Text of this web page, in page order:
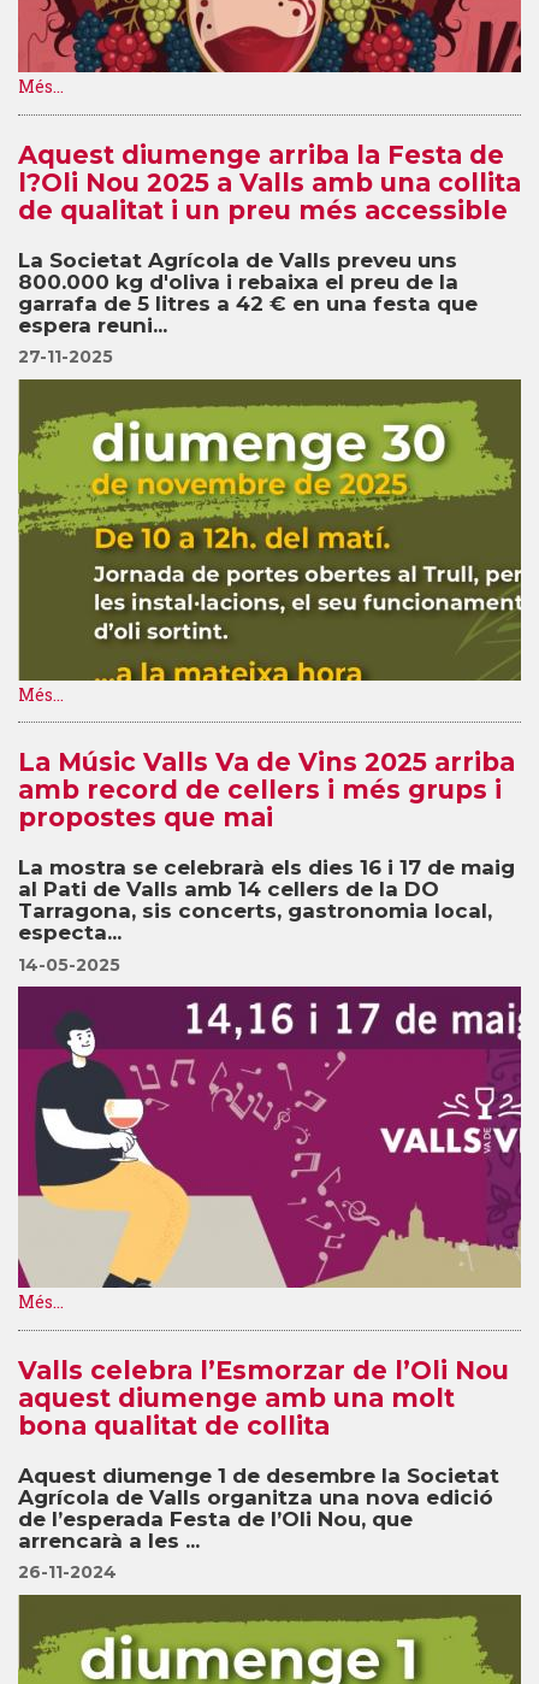
Més...
Aquest diumenge arriba la Festa de
l?Oli Nou 2025 a Valls amb una collita
de qualitat i un preu més accessible
La Societat Agrícola de Valls preveu uns
800.000 kg d'oliva i rebaixa el preu de la
garrafa de 5 litres a 42 € en una festa que
espera reuni...
27-11-2025
Més...
La Músic Valls Va de Vins 2025 arriba
amb record de cellers i més grups i
propostes que mai
La mostra se celebrarà els dies 16 i 17 de maig
al Pati de Valls amb 14 cellers de la DO
Tarragona, sis concerts, gastronomia local,
especta...
14-05-2025
Més...
Valls celebra l’Esmorzar de l’Oli Nou
aquest diumenge amb una molt
bona qualitat de collita
Aquest diumenge 1 de desembre la Societat
Agrícola de Valls organitza una nova edició
de l’esperada Festa de l’Oli Nou, que
arrencarà a les ...
26-11-2024